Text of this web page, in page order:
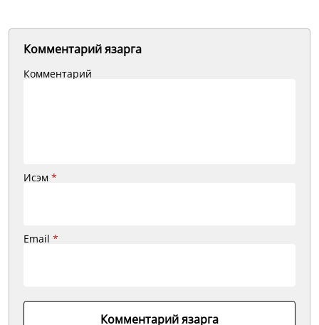
Комментарий язарга
Комментарий
Исэм *
Email *
Комментарий язарга